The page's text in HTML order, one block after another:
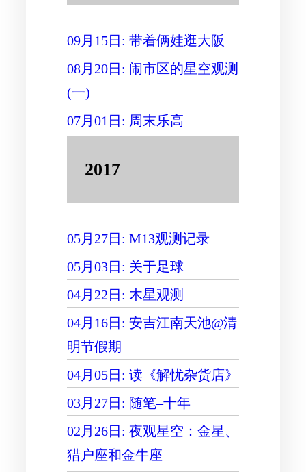
09月15日: 带着俩娃逛大阪
08月20日: 闹市区的星空观测
(一)
07月01日: 周末乐高
2017
05月27日: M13观测记录
05月03日: 关于足球
04月22日: 木星观测
04月16日: 安吉江南天池@清
明节假期
04月05日: 读《解忧杂货店》
03月27日: 随笔–十年
02月26日: 夜观星空：金星、
猎户座和金牛座